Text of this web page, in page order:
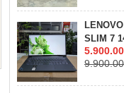
512GB
6GB
14″ FHD
SLIM 7
RAM
512GB